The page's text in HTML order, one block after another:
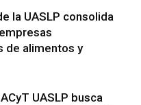
la UASLP consolida
de alimentos y
UASLP busca